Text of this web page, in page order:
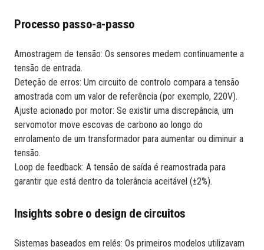
Processo passo-a-passo
Amostragem de tensão: Os sensores medem continuamente a
tensão de entrada.
Deteção de erros: Um circuito de controlo compara a tensão
amostrada com um valor de referência (por exemplo, 220V).
Ajuste acionado por motor: Se existir uma discrepância, um
servomotor move escovas de carbono ao longo do
enrolamento de um transformador para aumentar ou diminuir a
tensão.
Loop de feedback: A tensão de saída é reamostrada para
garantir que está dentro da tolerância aceitável (±2%).
Insights sobre o design de circuitos
Sistemas baseados em relés: Os primeiros modelos utilizavam